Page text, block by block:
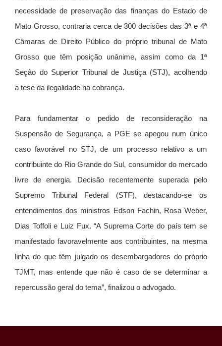
necessidade de preservação das finanças do Estado de
Mato Grosso, contraria cerca de 300 decisões das 3ª e 4ª
Câmaras de Direito Público do próprio tribunal de Mato
Grosso que têm posição unânime, assim como da 1ª
Seção do Superior Tribunal de Justiça (STJ), acolhendo
a tese da ilegalidade na cobrança.
Para fundamentar o pedido de reconsideração na
Suspensão de Segurança, a PGE se apegou num único
caso favorável no STJ, de um processo relativo a um
contribuinte do Rio Grande do Sul, consumidor do mercado
livre de energia. Decisão recentemente superada pelo
Supremo Tribunal Federal (STF), destacando-se os
entendimentos dos ministros Edson Fachin, Rosa Weber,
Dias Toffoli e Luiz Fux. “A Suprema Corte do país tem se
manifestado favoravelmente aos contribuintes, na mesma
linha do que têm julgado os desembargadores do próprio
TJMT, mas entende que não é caso de se determinar a
repercussão geral do tema”, finalizou o advogado.